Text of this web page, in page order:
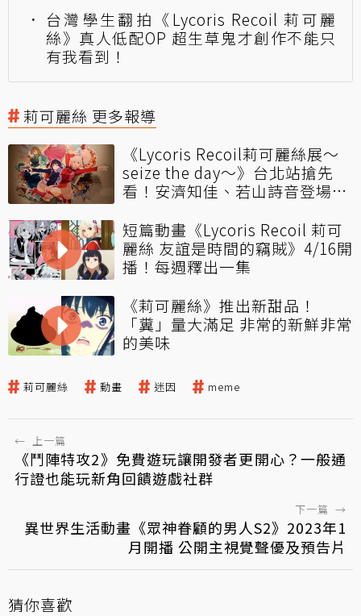
台灣學生翻拍《Lycoris Recoil 莉可麗
絲》真人低配OP 超生草鬼才創作不能只
有我看到！
莉可麗絲 更多報導
《Lycoris Recoil莉可麗絲展～
seize the day～》台北站搶先
看！安濟知佳、若山詩音登場剪
短篇動畫《Lycoris Recoil 莉可
麗絲 友誼是時間的竊賊》4/16開
播！每週釋出一集
《莉可麗絲》推出新甜品！
「糞」量大滿足 非常的新鮮非常
的美味
莉可麗絲 動畫 迷因 meme
← 上一篇
《鬥陣特攻2》免費遊玩讓開發者更開心？一般通
行證也能玩新角回饋遊戲社群
下一篇 →
異世界生活動畫《眾神眷顧的男人S2》2023年1
月開播 公開主視覺聲優及預告片
猜你喜歡